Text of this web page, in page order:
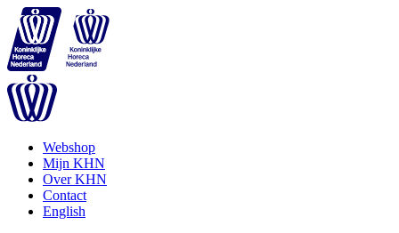
Webshop
Mijn KHN
Over KHN
Contact
English